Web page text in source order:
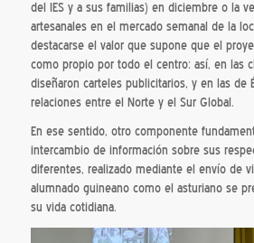
del IES y a sus familias) en diciembre o la
artesanales en el mercado semanal de la
destacarse el valor que supone que el
como propio por todo el centro: así, en las
diseñaron carteles publicitarios, y en las de
relaciones entre el Norte y el Sur Global.
En ese sentido, otro componente
intercambio de información sobre sus
diferentes, realizado mediante el envío de
alumnado guineano como el asturiano se
su vida cotidiana.